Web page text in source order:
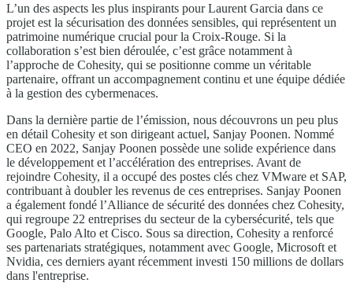
L’un des aspects les plus inspirants pour Laurent Garcia dans ce
projet est la sécurisation des données sensibles, qui représentent un
patrimoine numérique crucial pour la Croix-Rouge. Si la
collaboration s’est bien déroulée, c’est grâce notamment à
l’approche de Cohesity, qui se positionne comme un véritable
partenaire, offrant un accompagnement continu et une équipe dédiée
à la gestion des cybermenaces.
Dans la dernière partie de l’émission, nous découvrons un peu plus
en détail Cohesity et son dirigeant actuel, Sanjay Poonen. Nommé
CEO en 2022, Sanjay Poonen possède une solide expérience dans
le développement et l’accélération des entreprises. Avant de
rejoindre Cohesity, il a occupé des postes clés chez VMware et SAP,
contribuant à doubler les revenus de ces entreprises. Sanjay Poonen
a également fondé l’Alliance de sécurité des données chez Cohesity,
qui regroupe 22 entreprises du secteur de la cybersécurité, tels que
Google, Palo Alto et Cisco. Sous sa direction, Cohesity a renforcé
ses partenariats stratégiques, notamment avec Google, Microsoft et
Nvidia, ces derniers ayant récemment investi 150 millions de dollars
dans l'entreprise.